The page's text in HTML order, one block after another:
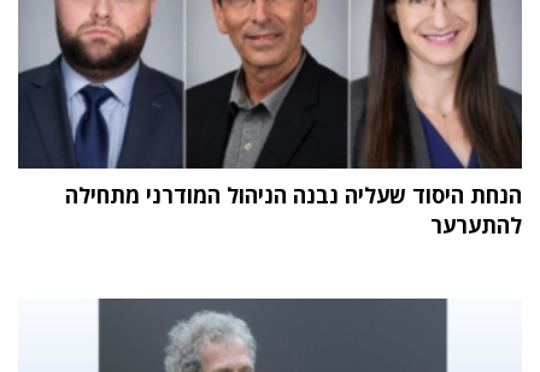
הנחת היסוד שעליה נבנה הניהול המודרני מתחילה
להתערער